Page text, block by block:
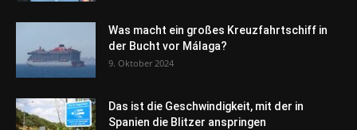
Was macht ein großes Kreuzfahrtschiff in
der Bucht vor Málaga?
9. Oktober 2024
Das ist die Geschwindigkeit, mit der in
Spanien die Blitzer anspringen